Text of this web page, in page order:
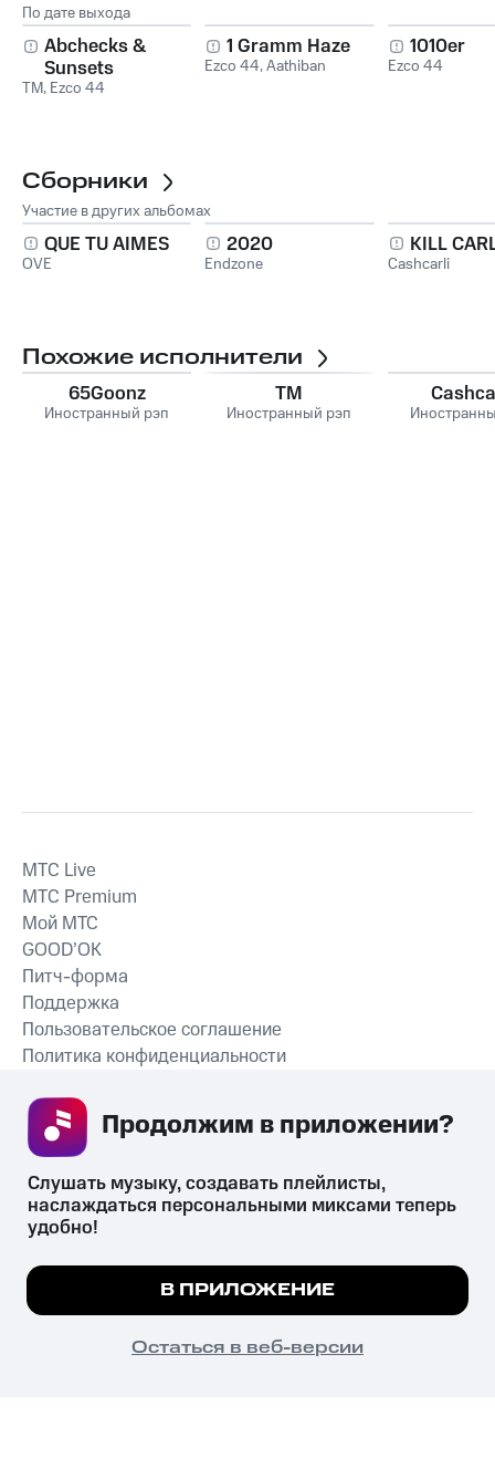
По дате выхода
Abchecks &
Sunsets
TM, Ezco 44
1 Gramm Haze
Ezco 44,Aathiban
1010er
Ezco 44
Сборники
Участие в других альбомах
QUE TU AIMES
OVE
2020
Endzone
KILL
Cashcarli
Похожие исполнители
65Goonz
Иностранный рэп
TM
Иностранный рэп
СКАЧАТЬ ПРИЛОЖЕНИЕ
MTС Live
MTС Premium
Мой МТС
GOOD’OK
Питч-форма
Поддержка
Пользовательское соглашение
Политика конфиденциальности
психотропных веществ, их аналогов причиняет вред здоровью,
их незаконный оборот запрещён и влечёт установленную
законодательством ответственность.
© 2026 ООО «КИОН».
Все права защищены
Мы используем куки, чтобы на сайте все
Подробнее
ПОНЯТНО
Слушать музыку, создавать плейлисты,
наслаждаться персональными миксами теперь
удобно!
В ПРИЛОЖЕНИЕ
Остаться в веб-версии